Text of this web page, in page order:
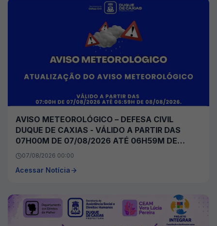
AVISO METEOROLÓGICO – DEFESA CIVIL
DUQUE DE CAXIAS - VÁLIDO A PARTIR DAS
07H00M DE 07/08/2026 ATÉ 06H59M DE
08/08/2026
07/08/2026 00:00
Acessar Notícia